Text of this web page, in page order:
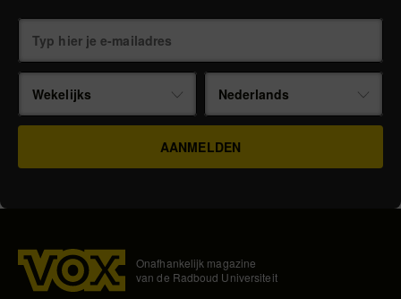
Wekelijks Nederlands
Onafhankelijk magazine
van de Radboud Universiteit